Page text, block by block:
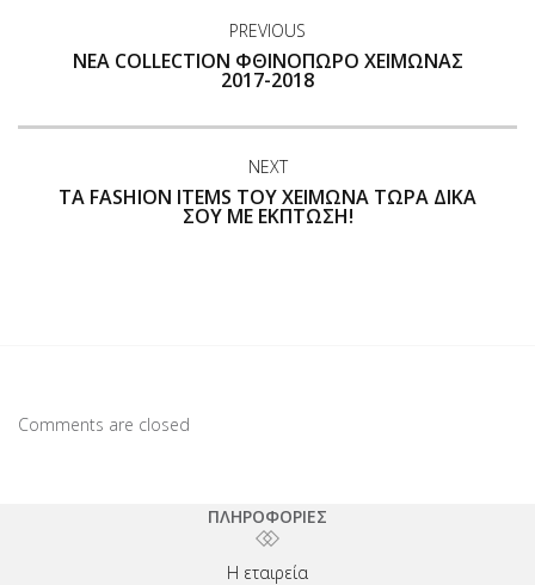
PREVIOUS
ΝΈΑ COLLECTION ΦΘΙΝΌΠΩΡΟ ΧΕΙΜΏΝΑΣ
2017-2018
NEXT
ΤΑ FASHION ITEMS ΤΟΥ ΧΕΙΜΏΝΑ ΤΏΡΑ ΔΙΚΆ
ΣΟΥ ΜΕ ΈΚΠΤΩΣΗ!
Comments are closed
ΠΛΗΡΟΦΟΡΙΕΣ
Η εταιρεία